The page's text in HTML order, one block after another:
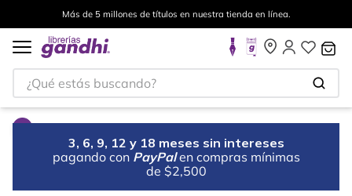
Más de 5 millones de títulos en nuestra tienda en línea.
¿Qué estás buscando?
3, 6, 9, 12 y 18 meses sin intereses
pagando con PayPal en compras mínimas
de $2,500